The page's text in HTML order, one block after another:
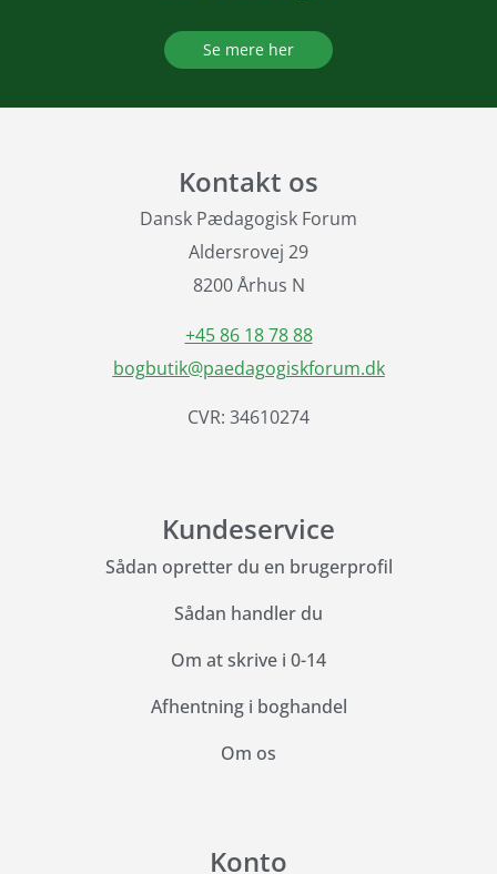
Se mere her
Kontakt os
Dansk Pædagogisk Forum
Aldersrovej 29
8200 Århus N
+45 86 18 78 88
bogbutik@paedagogiskforum.dk
CVR: 34610274
Kundeservice
Sådan opretter du en brugerprofil
Sådan handler du
Om at skrive i 0-14
Afhentning i boghandel
Om os
Konto